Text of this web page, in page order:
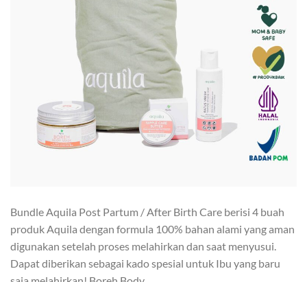
Bundle Aquila Post Partum / After Birth Care berisi 4 buah
produk Aquila dengan formula 100% bahan alami yang aman
digunakan setelah proses melahirkan dan saat menyusui.
Dapat diberikan sebagai kado spesial untuk Ibu yang baru